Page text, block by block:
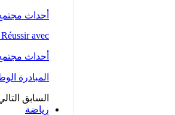
أحداث
avec…
أحداث
المبادرة
السابق
رياضة